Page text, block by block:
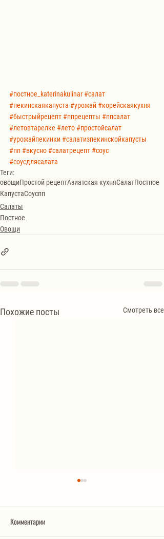
#постное_katerinakulinar#салат
#пекинскаякапуста #урожай#корейскаякухня
#быстрыйрецепт#ппрецепты #ппсалат
#летовтарелке #лето#простойсалат
#урожайпекинки#салатизпекинскойкапусты
#пп#вкусно#салатрецепт#соус
#соусдлясалата
Теги:
овощиПростой рецептАзиатская кухняСалатПостное
КапустаСоуспп
Салаты
Постное
Овощи
Похожие посты Смотреть все
Комментарии